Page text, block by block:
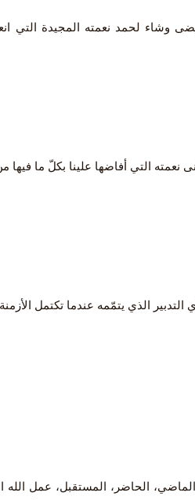
وشاء لحمد نعمته المجيدة التي
الحاضر، المستقبل، عمل الله